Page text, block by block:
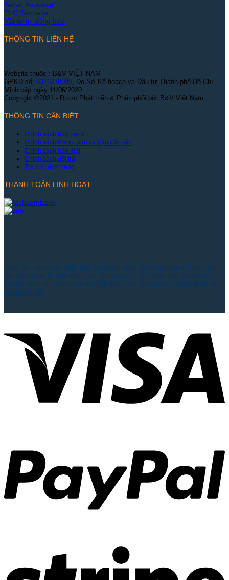
Servo Yaskawa
PLC Siemens
Vật tư tự động hoá
THÔNG TIN LIÊN HỆ
Website thuộc : B&V VIỆT NAM
GPKD số: 0316318085 , Do Sở Kế hoạch và Đầu tư Thành phố Hồ Chí
Minh cấp ngày 11/06/2020.
Copyright ©2021 - Được Phát triển & Phân phối bởi B&V Việt Nam
THÔNG TIN CẦN BIẾT
Chính sách bảo hành
Chính sách thanh toán và Vận Chuyển
Chính sách bảo mật
Chính sách đổi trả
Tra cứu đơn hàng
THANH TOÁN LINH HOẠT
Biến tần Yaskawa Bien tan Yaskawa Biến tần Yaskawa A1000 Biến
tần Yaskawa E1000 Biến tần Yaskawa V1000 Biến tần Yaskawa
J1000 Biến tần Yaskawa GA700 Biến tần Yaskawa GA500 Biến tần
Yaskawa G7